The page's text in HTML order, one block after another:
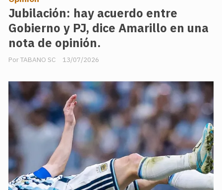
Jubilación: hay acuerdo entre
Gobierno y PJ, dice Amarillo en una
nota de opinión.
TABANO SC 13/07/2026